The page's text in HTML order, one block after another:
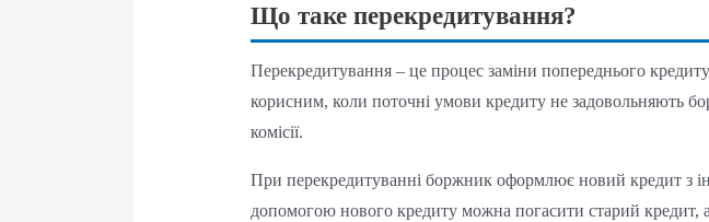
Що таке перекредитування?
Перекредитування – це процес заміни попереднього
корисним, коли поточні умови кредиту не задовольняють
комісії.
При перекредитуванні боржник оформлює новий кредит з
допомогою нового кредиту можна погасити старий кредит,